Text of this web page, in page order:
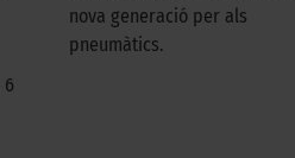
nova generació per als
pneumàtics.
6